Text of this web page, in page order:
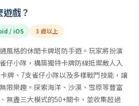
戲？
/ iOS 3 歲以上
風格的休閒卡牌塔防手遊。玩家將扮演
仔小隊，構築獨特卡牌防線抵禦敵人入
牌、7支雀仔小隊以及多樣戰鬥技能，讓
限樂趣。探索海洋、沙漠、雪原等豐富
無盡三大模式的50+關卡，並收集超過